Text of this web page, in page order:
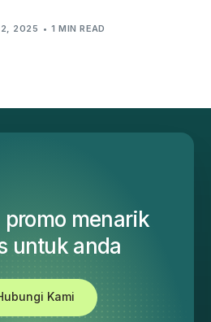
2025 1 MIN READ
promo menarik
untuk anda
Kami